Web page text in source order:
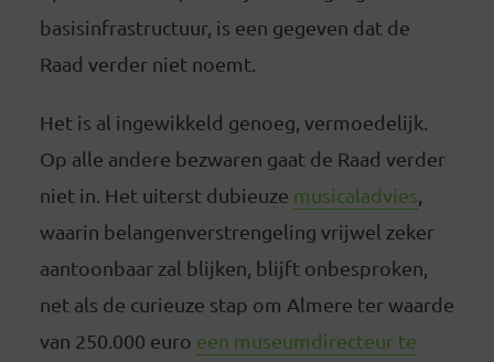
basisinfrastructuur, is een gegeven dat de
Raad verder niet noemt.
Het is al ingewikkeld genoeg, vermoedelijk.
Op alle andere bezwaren gaat de Raad verder
niet in. Het uiterst dubieuze musicaladvies
waarin belangenverstrengeling vrijwel zeker
aantoonbaar zal blijken, blijft onbesproken,
net als de curieuze stap om Almere ter waarde
van 250.000 euro een museumdirecteur te